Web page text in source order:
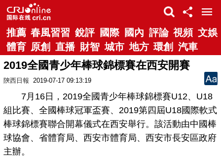
推薦 春風習習 銳評 國際 國內 評論 視頻 文娛
體育 原創 直播 財智 城市 地方 環創 汽車
2019全國青少年棒球錦標賽在西安開賽
陝西日報 2019-07-17 09:13:19
7月16日，2019全國青少年棒球錦標賽U12、U18
組比賽、全國棒球冠軍盃賽、2019第四屆U18國際軟式
棒球錦標賽聯合開幕儀式在西安舉行。該活動由中國棒
球協會、省體育局、西安市體育局、西安市長安區政府
主辦。